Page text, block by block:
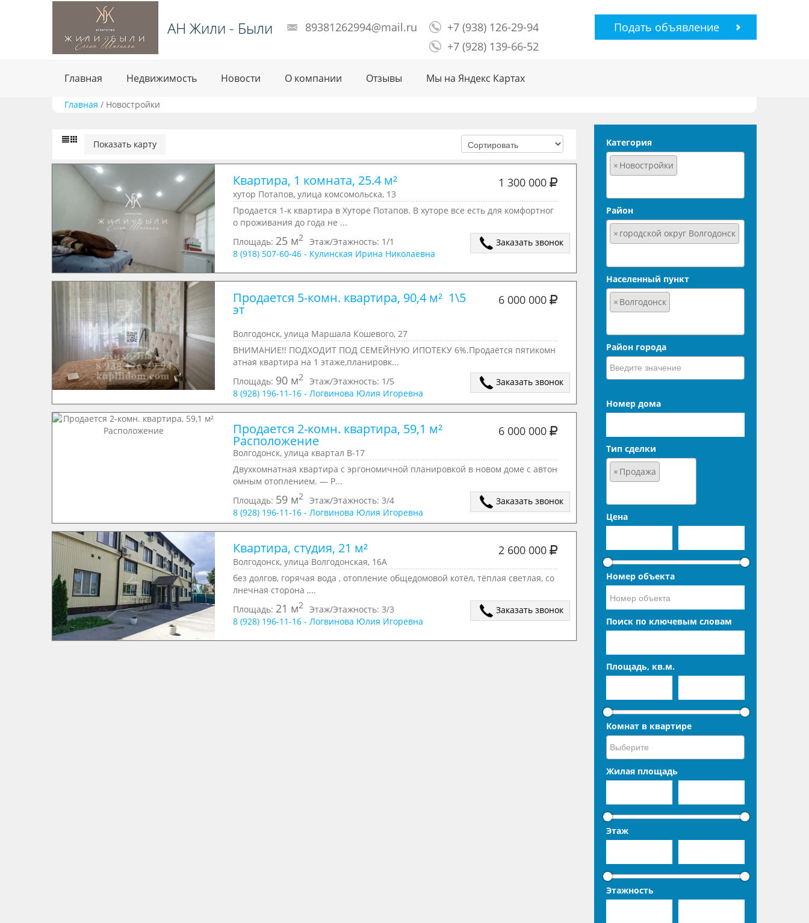
АН Жили - Были 89381262994@mail.ru
+7 (938) 126-29-94
+7 (928) 139-66-52
Подать объявление
Главная Недвижимость Новости О компании Отзывы Мы на Яндекс Картах
Главная / Новостройки
Показать карту
Квартира, 1 комната, 25.4 м² 1 300 000
хутор Потапов, улица комсомольска, 13
Продается 1-к квартира в Хуторе Потапов. В хуторе все есть для комфортног
о проживания до года не ...
Площадь: 25 м2 Этаж/Этажность: 1/1
Заказать звонок
8 (918) 507-60-46 - Кулинская Ирина Николаевна
Продается 5-комн. квартира, 90,4 м²  1\5
эт
6 000 000
Волгодонск, улица Маршала Кошевого, 27
ВНИМАНИЕ!! ПОДХОДИТ ПОД СЕМЕЙНУЮ ИПОТЕКУ 6%.Продаётся пятикомн
атная квартира на 1 этаже,планировк...
Площадь: 90 м2 Этаж/Этажность: 1/5
Заказать звонок
8 (928) 196-11-16 - Логвинова Юлия Игоревна
Продается 2-комн. квартира, 59,1 м² 6 000 000
Волгодонск, улица квартал В-17
Двухкомнатная квартира с эргономичной планировкой в новом доме с автон
омным отоплением. — Р...
Площадь: 59 м2 Этаж/Этажность: 3/4
Заказать звонок
8 (928) 196-11-16 - Логвинова Юлия Игоревна
Квартира, студия, 21 м² 2 600 000
Волгодонск, улица Волгодонская, 16А
без долгов, горячая вода , отопление общедомовой котёл, тёплая светлая, со
лнечная сторона ,...
Площадь: 21 м2 Этаж/Этажность: 3/3
Заказать звонок
8 (928) 196-11-16 - Логвинова Юлия Игоревна
Категория
× Новостройки
Район
× городской округ Волгодонск
Населенный пункт
× Волгодонск
Район города
Номер дома
Тип сделки
× Продажа
Цена
Номер объекта
Поиск по ключевым словам
Площадь, кв.м.
Комнат в квартире
Жилая площадь
Этаж
Этажность